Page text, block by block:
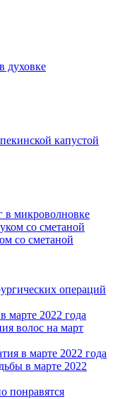
духовке
капустой
в микроволновке
со сметаной
операций
марте 2022 года
волос на март
в марте 2022 года
в марте 2022
понравятся